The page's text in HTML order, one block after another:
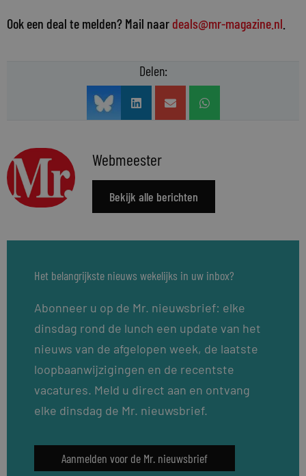
Ook een deal te melden? Mail naar deals@mr-magazine.nl
Delen:
Webmeester
Bekijk alle berichten
Het belangrijkste nieuws wekelijks in uw inbox?
Abonneer u op de Mr. nieuwsbrief: elke
dinsdag rond de lunch een update van het
nieuws van de afgelopen week, de laatste
loopbaanwijzigingen en de recentste
vacatures. Meld u direct aan en ontvang
elke dinsdag de Mr. nieuwsbrief.
Aanmelden voor de Mr. nieuwsbrief